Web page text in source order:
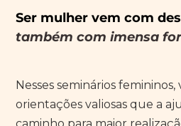
Ser mulher vem com
também com imensa
Nesses seminários
orientações valiosas que a
caminho para maior